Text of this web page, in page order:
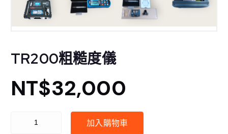
TR200粗糙度儀
NT$32,000
TR200粗糙度儀 數量加入購物車